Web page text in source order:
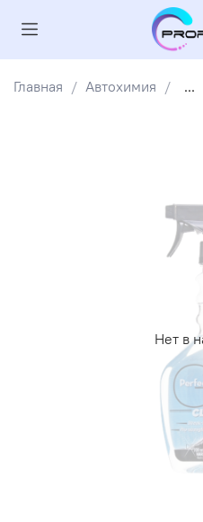
Главная Автохимия ...
Нет в